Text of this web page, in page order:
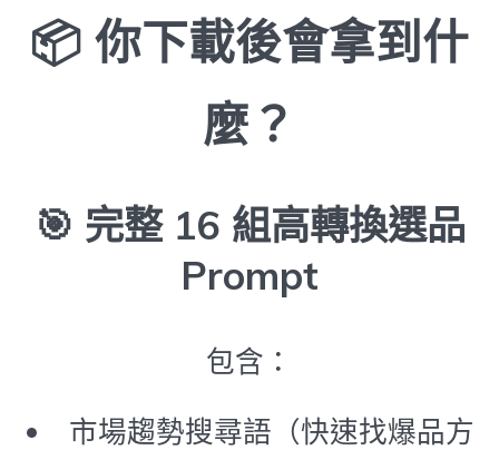
📦 你下載後會拿到什
麼？
🎯 完整 16 組高轉換選品
Prompt
包含：
市場趨勢搜尋語（快速找爆品方